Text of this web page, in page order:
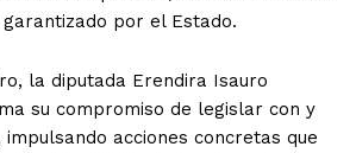
por el Estado.
la diputada Erendira Isauro
su compromiso de legislar con y
acciones concretas que